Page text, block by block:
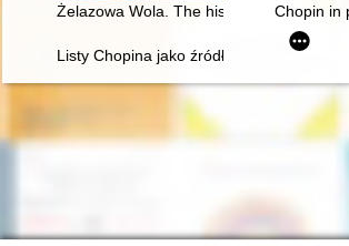
Żelazowa Wola. The history of Chopin's
Chopin in
Listy Chopina jako źródło informacji do